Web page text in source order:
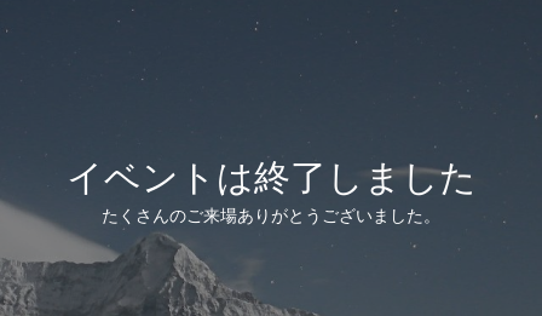
イベントは終了しました
たくさんのご来場ありがとうございました。